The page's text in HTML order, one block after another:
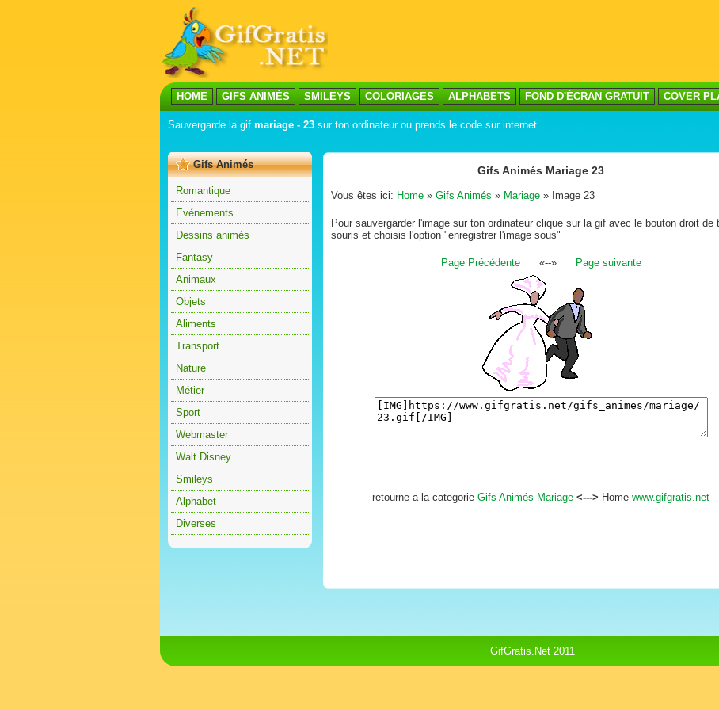
HOME GIFS ANIMÉS SMILEYS COLORIAGES ALPHABETS FOND D'ÉCRAN GRATUIT COVER
Sauvergarde la gif mariage - 23 sur ton ordinateur ou prends le code sur internet.
Gifs Animés
Romantique
Evénements
Dessins animés
Fantasy
Animaux
Objets
Aliments
Transport
Nature
Métier
Sport
Webmaster
Walt Disney
Smileys
Alphabet
Diverses
Gifs Animés Mariage 23
Vous êtes ici: Home » Gifs Animés » Mariage » Image 23
Pour sauvergarder l'image sur ton ordinateur clique sur la gif avec le bouton droit de
souris et choisis l'option "enregistrer l'image sous"
Page Précédente«--» Page suivante
retourne a la categorie Gifs Animés Mariage <---> Home www.gifgratis.net
GifGratis.Net 2011